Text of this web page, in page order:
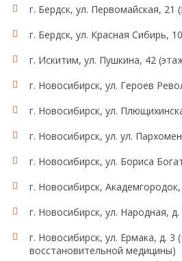
Рекомендации для сбора и сдачи
наружных половых органов без
антисептиков. Женщинам не
сдавать анализ мочи во время
для исследования собирают на
пробуждения (в 6-8 часов утра)
не учитывается!). В
объемом не менее 2 литров.
пациента нет позывов к
специально пробуждаться для
нужно. Последнюю порцию мочи
когда накануне был начат сбор
первая утренняя порция). После
г. Бердск, ул. Первомайская, 21
г. Бердск, ул. Красная Сибирь,
г. Искитим, ул. Пушкина, 42
г. Новосибирск, ул. Героев
г. Новосибирск, ул.
г. Новосибирск, ул. ул.
г. Новосибирск, ул. Бориса
г. Новосибирск,
г. Новосибирск, ул. Народная, д.
г. Новосибирск, ул. Ермака, д. 3
восстановительной медицины)